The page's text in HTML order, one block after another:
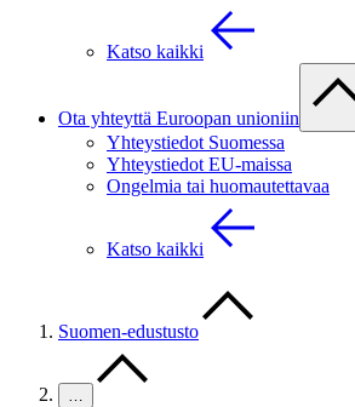
Katso kaikki
Ota yhteyttä Euroopan unioniin
Yhteystiedot Suomessa
Yhteystiedot EU-maissa
Ongelmia tai huomautettavaa
Katso kaikki
Suomen-edustusto
…